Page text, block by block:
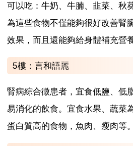
可以吃：牛奶、牛腩、韭菜、秋
為這些食物不僅能夠很好改善腎
效果，而且還能夠給身體補充營養
5樓：言和語麗
腎病綜合徵患者，宜食低鹽、低
易消化的飲食。宜食水果、蔬菜
蛋白質高的食物，魚肉、瘦肉等。